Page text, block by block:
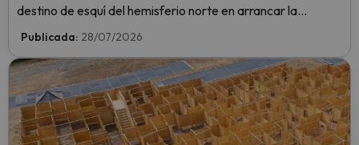
destino de esquí del hemisferio norte en arrancar la
temporada 2026-2027.
Publicada: 28/07/2026